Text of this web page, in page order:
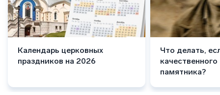
Календарь церковных
праздников на 2026
Что делать,
памятника?